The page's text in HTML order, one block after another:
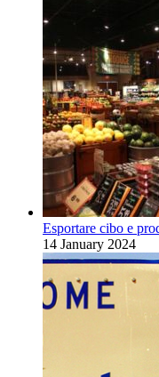
Esportare cibo e
14 January 2024